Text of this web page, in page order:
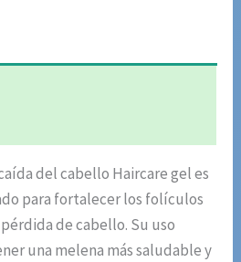
del cabello Haircare gel es
para fortalecer los folículos
de cabello. Su uso
una melena más saludable y